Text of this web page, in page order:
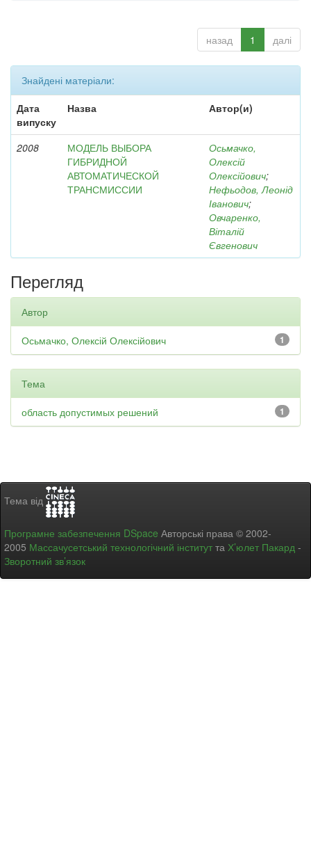
назад 1 далі
Знайдені матеріали:
Дата
випуску
Назва Автор(и)
2008
МОДЕЛЬ ВЫБОРА
ГИБРИДНОЙ
АВТОМАТИЧЕСКОЙ
ТРАНСМИССИИ
Осьмачко,
Олексій
Олексійович;
Нефьодов, Леонід
Іванович;
Овчаренко,
Віталій
Євгенович
Перегляд
Автор
1
Осьмачко, Олексій Олексійович
Тема
1
область допустимых решений
Тема від
Програмне забезпечення DSpace Авторські права © 2002-
2005 Массачусетський технологічний інститут та Х’юлет Пакард -
Зворотний зв’язок